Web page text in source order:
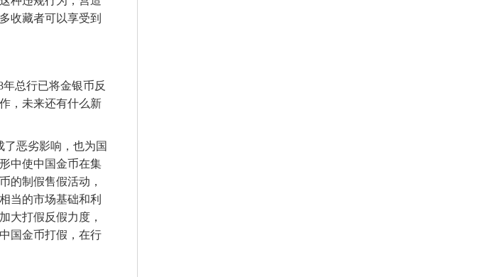
收藏者可以享受到
年总行已将金银币反
，未来还有什么新
恶劣影响，也为国
中使中国金币在集
的制假售假活动，
当的市场基础和利
大打假反假力度，
国金币打假，在行